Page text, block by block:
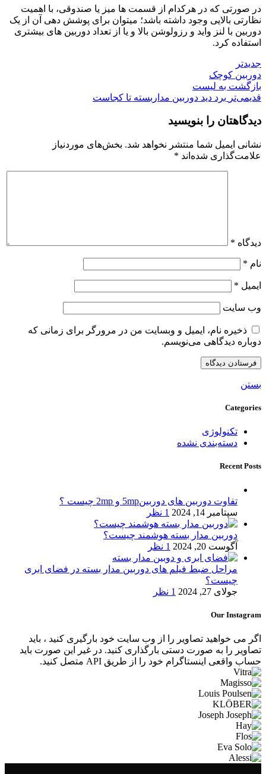
در صورتی که در هرکدام از قسمت ها میز یا صندوقی، با اهمیت
نظارتی بالایی وجود داشته باشد؛ میتوان برای پوشش دهی آن از یک
دوربین با لنز واید و رزولوشن بالا و یا از تعداد دوربین های بیشتری
استفاده کرد.
جدیدتر
دوربین کوچک
بازگشت به لیست
قدیمی‌تر برد دید دوربین مداربسته تا کجاست
دیدگاهتان را بنویسید
نشانی ایمیل شما منتشر نخواهد شد. بخش‌های موردنیاز
علامت‌گذاری شده‌اند *
دیدگاه *
نام *
ایمیل *
وب‌ سایت
ذخیره نام، ایمیل و وبسایت من در مرورگر برای زمانی که
دوباره دیدگاهی می‌نویسم.
بستن
Categories
تکنولوژی
دسته‌بندی نشده
Recent Posts
تفاوت دوربین های دوربین5mp و 2mp چیست ؟
سپتامبر 14, 2024
1 نظر
دوربین مدار بسته هوشمند چیست؟
آگوست 20, 2024
1 نظر
مراحل ضبط فیلم های دوربین مدار بسته در فضای ابری
چیست؟
جولای 27, 2024
1 نظر
Our Instagram
اگر می خواهید تصاویر را از وب سایت خود بارگیری کنید ، باید
تصاویر را به صورت دستی بارگذاری کنید. در غیر این صورت باید
حساب واقعی اینستاگرام خود را از طریق API متصل کنید.